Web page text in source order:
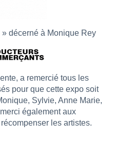
décerné à Monique Rey
a remercié tous les
pour que cette expo soit
Sylvie, Anne Marie,
également aux
les artistes.